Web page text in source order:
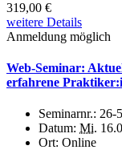
319,00 €
weitere Details
Anmeldung möglich
Web-Seminar:
erfahrene
Seminarnr.: 26-
Datum: Mi.
Ort: Online